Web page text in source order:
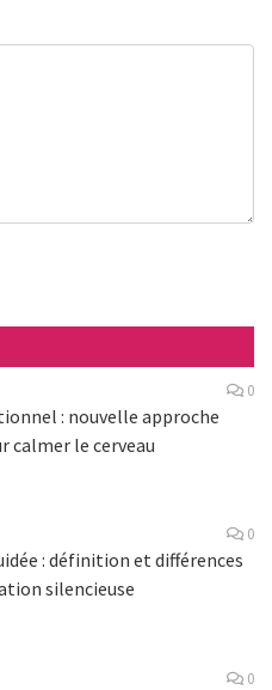
0
: nouvelle approche
calmer le cerveau
0
: définition et différences
silencieuse
0